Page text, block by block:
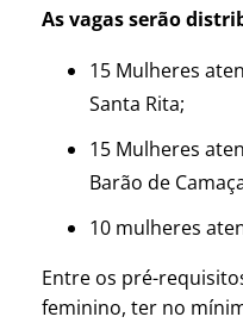
As vagas serão
15 Mulheres
Santa Rita;
15 Mulheres
Barão de
10 mulheres
Entre os pré-
feminino, ter no